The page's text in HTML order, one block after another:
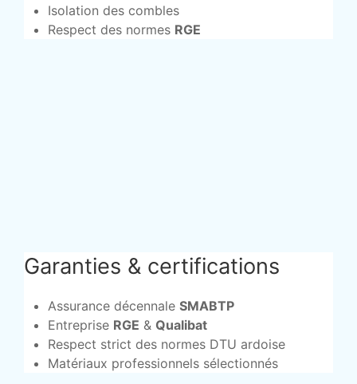
Isolation des combles
Respect des normes RGE
Garanties & certifications
Assurance décennale SMABTP
Entreprise RGE & Qualibat
Respect strict des normes DTU ardoise
Matériaux professionnels sélectionnés